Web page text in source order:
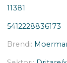
11381
5412228836173
Brendi: